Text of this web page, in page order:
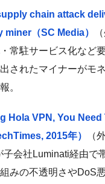
chain attack
（SC Media）
常駐サービス化など
されたマイナーがモ
。
Hola VPN, You Need
2015年）
（
子会社Luminati経由で
みの不透明さやDoS